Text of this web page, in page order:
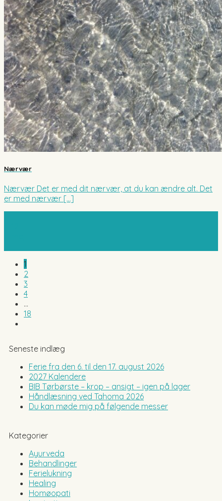
Nærvær
Nærvær Det er med dit nærvær, at du kan ændre alt. Det
er med nærvær [...]
1
2
3
4
…
18
Seneste indlæg
Ferie fra den 6. til den 17. august 2026
2027 Kalendere
BIB Tørbørste – krop – ansigt – igen på lager
Håndlæsning ved Tahoma 2026
Du kan møde mig på følgende messer
Kategorier
Ayurveda
Behandlinger
Ferielukning
Healing
Homøopati